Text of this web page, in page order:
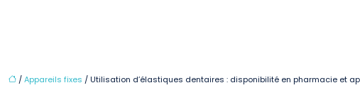
/Appareils fixes / Utilisation d’élastiques dentaires : disponibilité en pharmacie et